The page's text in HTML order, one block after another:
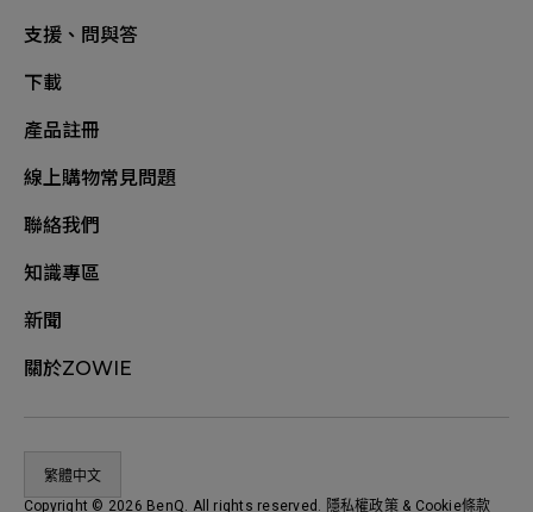
支援、問與答
下載
產品註冊
線上購物常見問題
聯絡我們
知識專區
新聞
關於ZOWIE
繁體中文
Copyright © 2026 BenQ. All rights reserved.
隱私權政策& Cookie條款